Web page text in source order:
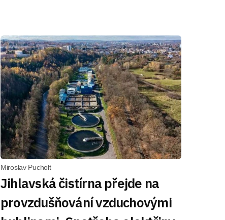
Miroslav Pucholt
Jihlavská čistírna přejde na
provzdušňování vzduchovými